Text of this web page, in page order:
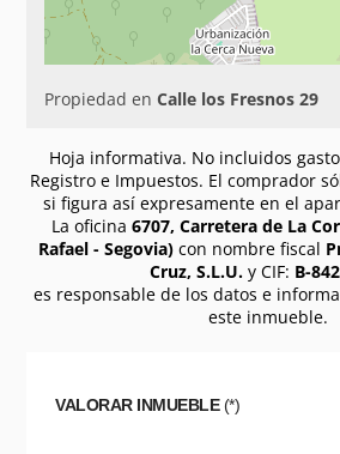
Propiedad enCalle los Fresnos 29
Hoja informativa. No incluidos
Registro e Impuestos. El comprador
si figura así expresamente en el
La oficina 6707, Carretera de La
Rafael - Segovia) con nombre fiscal
Cruz, S.L.U.y CIF: B-
es responsable de los datos e
este inmueble.
VALORAR INMUEBLE(*)